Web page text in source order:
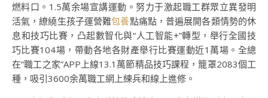
燃料口。1.5萬余場宣講運動。努力于激起職工群眾立異發明
活氣，繚繞生孩子運營難包養點痛點，普遍展開各類情勢的休
息和技巧比賽，凸起數智化與“人工智能+”轉型，舉行全國技
巧比賽104場，帶動各地各財產舉行比賽運動近1萬場。全總
在“職工之家”APP上線13.1萬節精品技巧課程，籠罩2083個工
種，吸引3600余萬職工網上練兵和線上進修。